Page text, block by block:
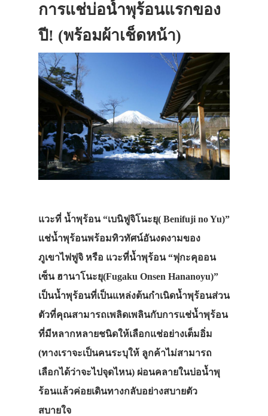
การแช่บ่อน้ำพุร้อนแรกของ
ปี! (พร้อมผ้าเช็ดหน้า)
แวะที่ น้ำพุร้อน “เบนิฟูจิโนะยุ( Benifuji no Yu)”
แช่น้ำพุร้อนพร้อมทิวทัศน์อันงดงามของ
ภูเขาไฟฟูจิ หรือ แวะที่น้ำพุร้อน “ฟุกะคุออน
เซ็น ฮานาโนะยุ(Fugaku Onsen Hananoyu)”
เป็นน้ำพุร้อนที่เป็นแหล่งต้นกำเนิดน้ำพุร้อนส่วน
ตัวที่คุณสามารถเพลิดเพลินกับการแช่น้ำพุร้อน
ที่มีหลากหลายชนิดให้เลือกแช่อย่างเต็มอิ่ม
(ทางเราจะเป็นคนระบุให้ ลูกค้าไม่สามารถ
เลือกได้ว่าจะไปจุดไหน) ผ่อนคลายในบ่อน้ำพุ
ร้อนแล้วค่อยเดินทางกลับอย่างสบายตัว
สบายใจ